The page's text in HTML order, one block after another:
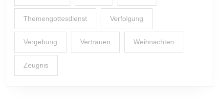
Themengottesdienst Verfolgung
Vergebung Vertrauen Weihnachten
Zeugnis